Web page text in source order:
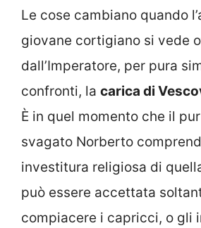
Le cose cambiano quando
giovane cortigiano si vede
dall’Imperatore, per pura
confronti, la carica di
È in quel momento che il
svagato Norberto
investitura religiosa di
può essere accettata
compiacere i capricci, o gli